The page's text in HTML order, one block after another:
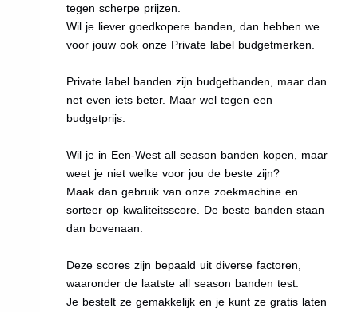
tegen scherpe prijzen.
Wil je liever goedkopere banden, dan hebben we
voor jouw ook onze Private label budgetmerken.
Private label banden zijn budgetbanden, maar dan
net even iets beter. Maar wel tegen een
budgetprijs.
Wil je in Een-West all season banden kopen, maar
weet je niet welke voor jou de beste zijn?
Maak dan gebruik van onze zoekmachine en
sorteer op kwaliteitsscore. De beste banden staan
dan bovenaan.
Deze scores zijn bepaald uit diverse factoren,
waaronder de laatste all season banden test.
Je bestelt ze gemakkelijk en je kunt ze gratis laten